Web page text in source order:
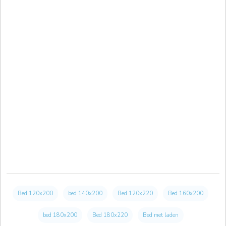
Bed 120x200 bed 140x200 Bed 120x220 Bed 160x200
bed 180x200 Bed 180x220 Bed met laden